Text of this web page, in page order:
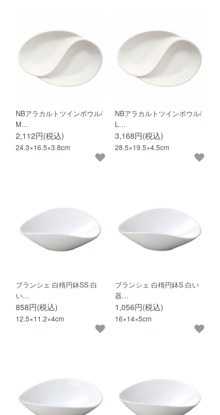
NBアラカルトツインボウル/
M…
2,112円(税込)
24.3×16.5×3.8cm
NBアラカルトツインボウル/
L…
3,168円(税込)
28.5×19.5×4.5cm
ブランシェ 白楕円鉢SS 白
い…
858円(税込)
12.5×11.2×4cm
ブランシェ 白楕円鉢S 白い
器…
1,056円(税込)
16×14×5cm